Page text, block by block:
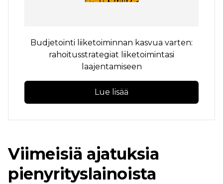
Budjetointi liiketoiminnan kasvua varten:
rahoitusstrategiat liiketoimintasi
laajentamiseen
Lue lisää
Viimeisiä ajatuksia
pienyrityslainoista